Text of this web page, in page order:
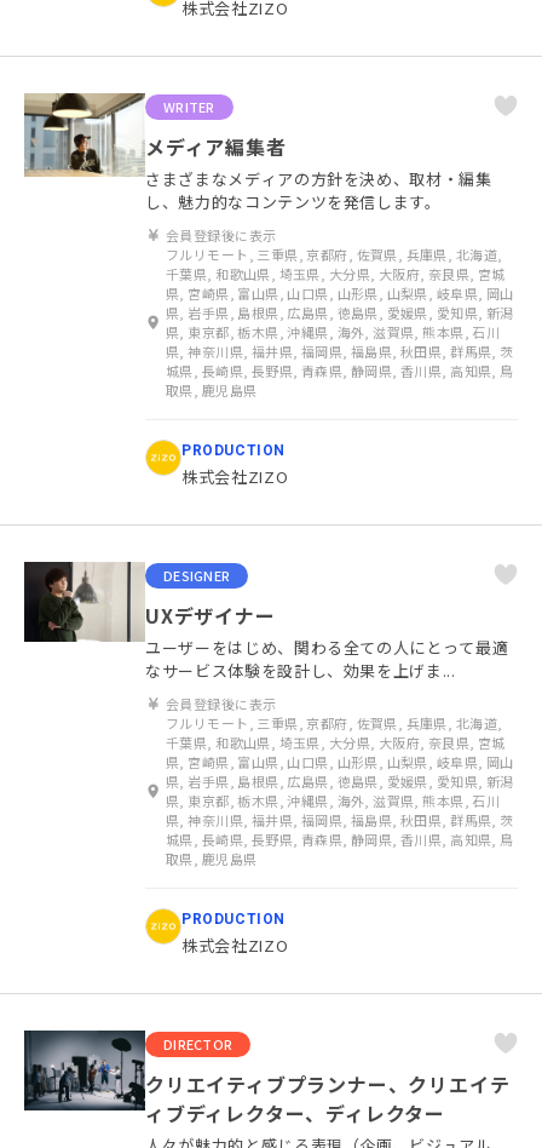
株式会社ZIZO
WRITER
メディア編集者
さまざまなメディアの方針を決め、取材・編集
し、魅力的なコンテンツを発信します。
会員登録後に表示
フルリモート, 三重県, 京都府, 佐賀県, 兵庫県, 北海道,
千葉県, 和歌山県, 埼玉県, 大分県, 大阪府, 奈良県, 宮城
県, 宮崎県, 富山県, 山口県, 山形県, 山梨県, 岐阜県, 岡山
県, 岩手県, 島根県, 広島県, 徳島県, 愛媛県, 愛知県, 新潟
県, 東京都, 栃木県, 沖縄県, 海外, 滋賀県, 熊本県, 石川
県, 神奈川県, 福井県, 福岡県, 福島県, 秋田県, 群馬県, 茨
城県, 長崎県, 長野県, 青森県, 静岡県, 香川県, 高知県, 鳥
取県, 鹿児島県
PRODUCTION
株式会社ZIZO
DESIGNER
UXデザイナー
ユーザーをはじめ、関わる全ての人にとって最適
なサービス体験を設計し、効果を上げま...
会員登録後に表示
フルリモート, 三重県, 京都府, 佐賀県, 兵庫県, 北海道,
千葉県, 和歌山県, 埼玉県, 大分県, 大阪府, 奈良県, 宮城
県, 宮崎県, 富山県, 山口県, 山形県, 山梨県, 岐阜県, 岡山
県, 岩手県, 島根県, 広島県, 徳島県, 愛媛県, 愛知県, 新潟
県, 東京都, 栃木県, 沖縄県, 海外, 滋賀県, 熊本県, 石川
県, 神奈川県, 福井県, 福岡県, 福島県, 秋田県, 群馬県, 茨
城県, 長崎県, 長野県, 青森県, 静岡県, 香川県, 高知県, 鳥
取県, 鹿児島県
PRODUCTION
株式会社ZIZO
DIRECTOR
クリエイティブプランナー、クリエイテ
ィブディレクター、ディレクター